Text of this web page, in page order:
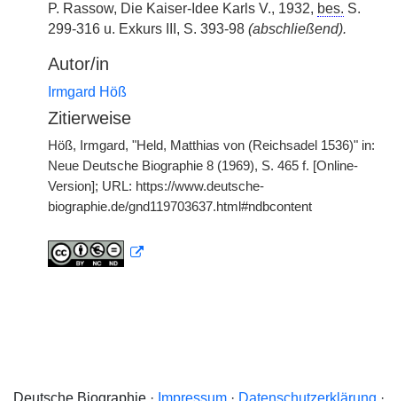
P. Rassow, Die Kaiser-Idee Karls V., 1932, bes. S.
299-316 u. Exkurs III, S. 393-98 (abschließend).
Autor/in
Irmgard Höß
Zitierweise
Höß, Irmgard, "Held, Matthias von (Reichsadel 1536)" in:
Neue Deutsche Biographie 8 (1969), S. 465 f. [Online-
Version]; URL: https://www.deutsche-
biographie.de/gnd119703637.html#ndbcontent
Deutsche Biographie · Impressum· Datenschutzerklärung ·